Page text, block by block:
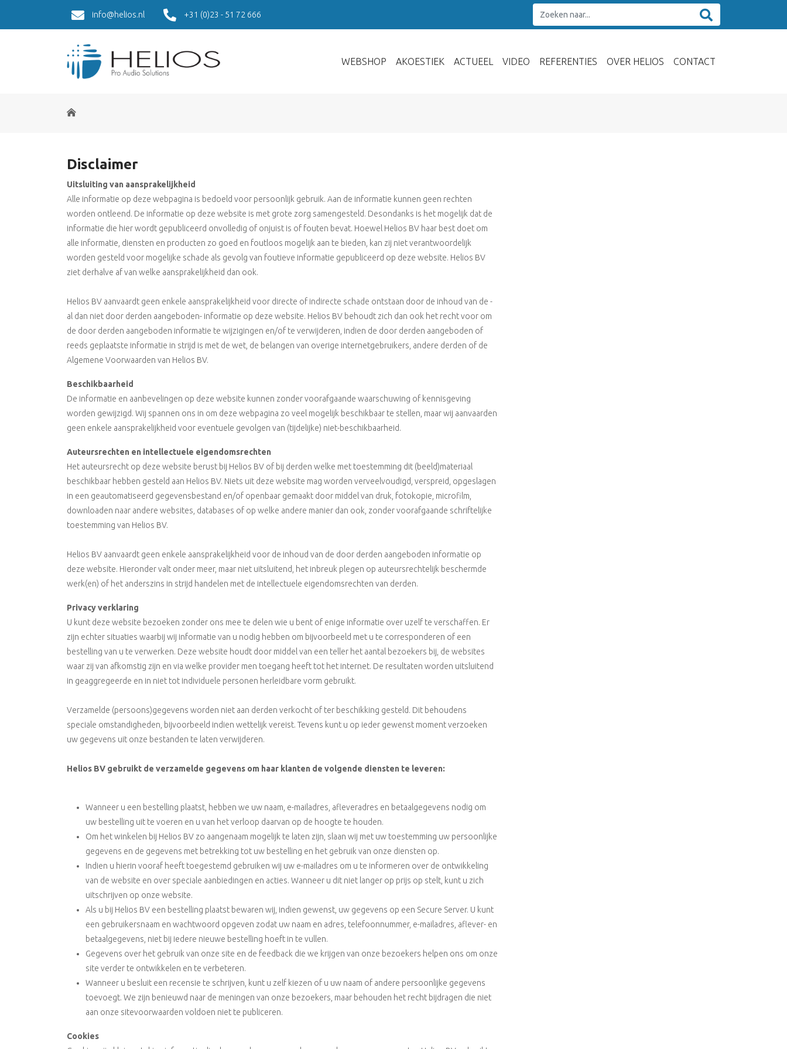
info@helios.nl +31 (0)23 - 51 72 666
WEBSHOP AKOESTIEK ACTUEEL VIDEO REFERENTIES OVER HELIOS CONTACT
Home
Disclaimer
Uitsluiting van aansprakelijkheid
Alle informatie op deze webpagina is bedoeld voor persoonlijk gebruik. Aan de informatie kunnen geen rechten
worden ontleend. De informatie op deze website is met grote zorg samengesteld. Desondanks is het mogelijk dat de
informatie die hier wordt gepubliceerd onvolledig of onjuist is of fouten bevat. Hoewel Helios BV haar best doet om
alle informatie, diensten en producten zo goed en foutloos mogelijk aan te bieden, kan zij niet verantwoordelijk
worden gesteld voor mogelijke schade als gevolg van foutieve informatie gepubliceerd op deze website. Helios BV
ziet derhalve af van welke aansprakelijkheid dan ook.
Helios BV aanvaardt geen enkele aansprakelijkheid voor directe of indirecte schade ontstaan door de inhoud van de -
al dan niet door derden aangeboden- informatie op deze website. Helios BV behoudt zich dan ook het recht voor om
de door derden aangeboden informatie te wijzigingen en/of te verwijderen, indien de door derden aangeboden of
reeds geplaatste informatie in strijd is met de wet, de belangen van overige internetgebruikers, andere derden of de
Algemene Voorwaarden van Helios BV.
Beschikbaarheid
De informatie en aanbevelingen op deze website kunnen zonder voorafgaande waarschuwing of kennisgeving
worden gewijzigd. Wij spannen ons in om deze webpagina zo veel mogelijk beschikbaar te stellen, maar wij aanvaarden
geen enkele aansprakelijkheid voor eventuele gevolgen van (tijdelijke) niet-beschikbaarheid.
Auteursrechten en intellectuele eigendomsrechten
Het auteursrecht op deze website berust bij Helios BV of bij derden welke met toestemming dit (beeld)materiaal
beschikbaar hebben gesteld aan Helios BV. Niets uit deze website mag worden verveelvoudigd, verspreid, opgeslagen
in een geautomatiseerd gegevensbestand en/of openbaar gemaakt door middel van druk, fotokopie, microfilm,
downloaden naar andere websites, databases of op welke andere manier dan ook, zonder voorafgaande schriftelijke
toestemming van Helios BV.
Helios BV aanvaardt geen enkele aansprakelijkheid voor de inhoud van de door derden aangeboden informatie op
deze website. Hieronder valt onder meer, maar niet uitsluitend, het inbreuk plegen op auteursrechtelijk beschermde
werk(en) of het anderszins in strijd handelen met de intellectuele eigendomsrechten van derden.
Privacy verklaring
U kunt deze website bezoeken zonder ons mee te delen wie u bent of enige informatie over uzelf te verschaffen. Er
zijn echter situaties waarbij wij informatie van u nodig hebben om bijvoorbeeld met u te corresponderen of een
bestelling van u te verwerken. Deze website houdt door middel van een teller het aantal bezoekers bij, de websites
waar zij van afkomstig zijn en via welke provider men toegang heeft tot het internet. De resultaten worden uitsluitend
in geaggregeerde en in niet tot individuele personen herleidbare vorm gebruikt.
Verzamelde (persoons)gegevens worden niet aan derden verkocht of ter beschikking gesteld. Dit behoudens
speciale omstandigheden, bijvoorbeeld indien wettelijk vereist. Tevens kunt u op ieder gewenst moment verzoeken
uw gegevens uit onze bestanden te laten verwijderen.
Helios BV gebruikt de verzamelde gegevens om haar klanten de volgende diensten te leveren:
Wanneer u een bestelling plaatst, hebben we uw naam, e-mailadres, afleveradres en betaalgegevens nodig om
uw bestelling uit te voeren en u van het verloop daarvan op de hoogte te houden.
Om het winkelen bij Helios BV zo aangenaam mogelijk te laten zijn, slaan wij met uw toestemming uw persoonlijke
gegevens en de gegevens met betrekking tot uw bestelling en het gebruik van onze diensten op.
Indien u hierin vooraf heeft toegestemd gebruiken wij uw e-mailadres om u te informeren over de ontwikkeling
van de website en over speciale aanbiedingen en acties. Wanneer u dit niet langer op prijs op stelt, kunt u zich
uitschrijven op onze website.
Als u bij Helios BV een bestelling plaatst bewaren wij, indien gewenst, uw gegevens op een Secure Server. U kunt
een gebruikersnaam en wachtwoord opgeven zodat uw naam en adres, telefoonnummer, e-mailadres, aflever- en
betaalgegevens, niet bij iedere nieuwe bestelling hoeft in te vullen.
Gegevens over het gebruik van onze site en de feedback die we krijgen van onze bezoekers helpen ons om onze
site verder te ontwikkelen en te verbeteren.
Wanneer u besluit een recensie te schrijven, kunt u zelf kiezen of u uw naam of andere persoonlijke gegevens
toevoegt. We zijn benieuwd naar de meningen van onze bezoekers, maar behouden het recht bijdragen die niet
aan onze sitevoorwaarden voldoen niet te publiceren.
Cookies